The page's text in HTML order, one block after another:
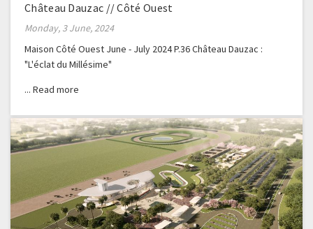
Château Dauzac // Côté Ouest
Monday, 3 June, 2024
Maison Côté Ouest June - July 2024 P.36 Château Dauzac :
"L'éclat du Millésime"